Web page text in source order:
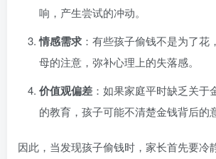
响，产生尝试的冲动。
情感需求 ：有些孩子偷钱不是为了花
母的注意，弥补心理上的失落感。
价值观偏差 ：如果家庭平时缺乏关于
的教育，孩子可能不清楚金钱背后的
因此，当发现孩子偷钱时，家长首先要冷